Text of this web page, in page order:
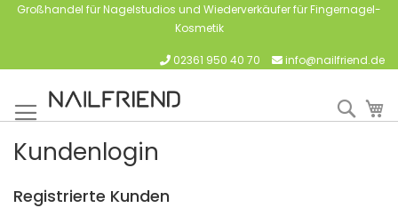
Großhandel für Nagelstudios und Wiederverkäufer für Fingernagel-
Kosmetik
02361 950 40 70 info@nailfriend.de
Kundenlogin
Registrierte Kunden